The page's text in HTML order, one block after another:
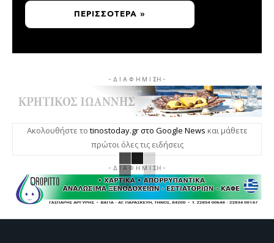
ΠΕΡΙΣΣΌΤΕΡΑ »
- Δ Ι Α Φ Η Μ Ι ΣΗ -
Ακολουθήστε το tinostoday.gr στο Google News και μάθετε
πρώτοι όλες τις ειδήσεις
- Δ Ι Α Φ Η Μ Ι ΣΗ -